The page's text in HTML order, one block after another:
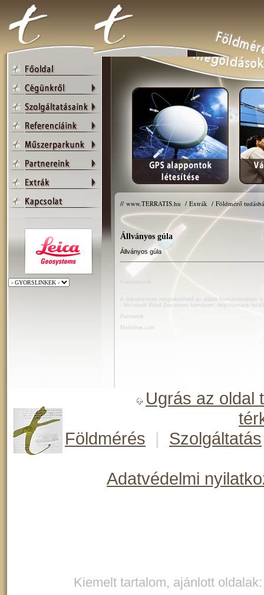
// www.TERRATIS.hu / Extrák / Földmérő
Állványos gúla
Állványos gúla
A dokumentum megtekinthető az alábbi formátumokban
- Microsoft Word Document formátum:
http://terratis.hu/
Partnerek
MaXeline.com
Ugrás az oldal
Földmérés
| Szolgáltatás
Adatvédelmi
Kiemelt tartalom, ajánlott